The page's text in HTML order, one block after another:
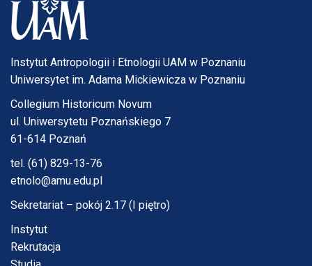
Instytut Antropologii i Etnologii UAM w Poznaniu
Uniwersytet im. Adama Mickiewicza w Poznaniu
Collegium Historicum Novum
ul. Uniwersytetu Poznańskiego 7
61-614 Poznań
tel. (61) 829-13-76
etnolo@amu.edu.pl
Sekretariat – pokój 2.17 (I piętro)
Instytut
Rekrutacja